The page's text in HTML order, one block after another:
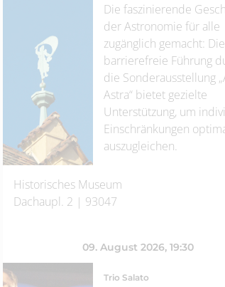
Die faszinierende
der Astronomie für alle
zugänglich gemacht:
barrierefreie Führung
die Sonderausstellung
Astra“ bietet gezielte
Unterstützung, um
Einschränkungen
auszugleichen.
Historisches Museum
Dachaupl. 2 | 93047
09. August 2026, 19:30
Trio Salato